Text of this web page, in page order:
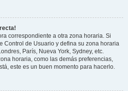
correspondiente a otra zona horaria. Si
Control de Usuario y defina su zona horaria
París, Nueva York, Sydney, etc.
horaria, como las demás preferencias,
este es un buen momento para hacerlo.